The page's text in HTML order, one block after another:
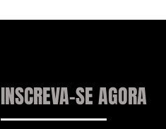
INSCREVA-SE AGORA